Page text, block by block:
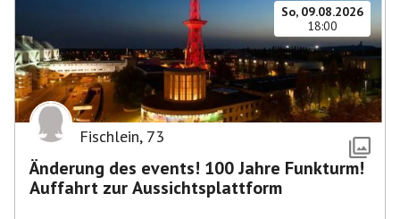
So, 09.08.2026
18:00
Fischlein, 73
Änderung des events! 100 Jahre Funkturm!
Auffahrt zur Aussichtsplattform